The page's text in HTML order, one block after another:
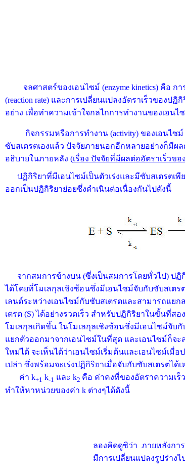
จลศาสตร์ของเอนไซม์ (enzyme kinetics) คือ กา
(reaction rate) และการเปลี่ยนแปลงอัตราเร็วของปฏิ
อย่าง เพื่อทำความเข้าใจกลไกการทำงานของเอนไ
กิจกรรมหรือการทำงาน (activity) ของเอนไซม์
ซับสเตรตเองแล้ว ปัจจัยภายนอกอีกหลายอย่างก็มีผ
อธิบายในภายหลัง (เรื่อง ปัจจัยที่มีผลต่ออัตราเร็วขอ
ปฏิกิริยาที่มีเอนไซม์เป็นตัวเร่งและมีซับสเตรตเพี
ออกเป็นปฏิกิริยาย่อยซึ่งดำเนินต่อเนื่องกันไปดังนี้
จากสมการข้างบน (ซึ่งเป็นสมการโดยทั่วไป) ปฏิ
ได้โดยที่โมเลกุลเชิงซ้อนซึ่งมีเอนไซม์จับกับซับสเตร
เลนต์ระหว่างเอนไซม์กับซับสเตรตและสามารถแย
เตรต (S) ได้อย่างรวดเร็ว สำหรับปฏิกิริยาในขั้นที่ส
โมเลกุลเกิดขึ้น ในโมเลกุลเชิงซ้อนซึ่งมีเอนไซม์จับ
แยกตัวออกมาจากเอนไซม์ในที่สุด และเอนไซม์ก็จ
ใหม่ได้ จะเห็นได้ว่าเอนไซม์เริ่มต้นและเอนไซม์เมื่
เปล่า ซึ่งพร้อมจะเร่งปฏิกิริยาเมื่อจับกับซับสเตรตได้
ค่า k+1 k-1 และ k2 คือ ค่าคงที่ของอัตราความเร็ว
ทำให้หาหน่วยของค่า k ต่างๆได้ดังนี้
ลองคิดดูซิว่า ภายหลังกา
มีการเปลี่ยนแปลงรูปร่าง